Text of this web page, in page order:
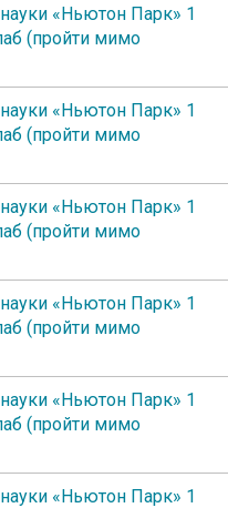
«Ньютон Парк» 1
(пройти мимо
«Ньютон Парк» 1
(пройти мимо
«Ньютон Парк» 1
(пройти мимо
«Ньютон Парк» 1
(пройти мимо
«Ньютон Парк» 1
(пройти мимо
«Ньютон Парк» 1